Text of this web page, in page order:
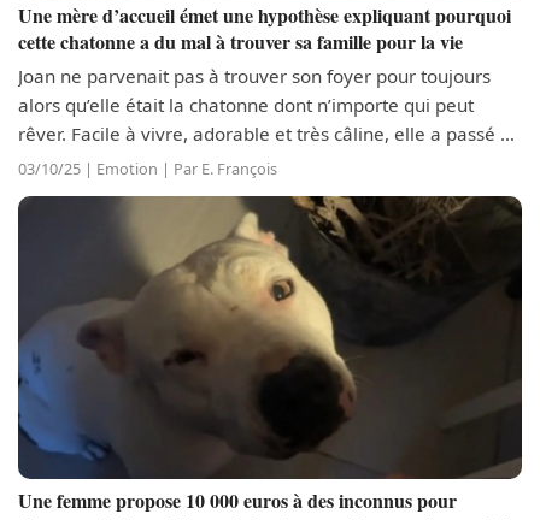
Une mère d’accueil émet une hypothèse expliquant pourquoi
cette chatonne a du mal à trouver sa famille pour la vie
Joan ne parvenait pas à trouver son foyer pour toujours
alors qu’elle était la chatonne dont n’importe qui peut
rêver. Facile à vivre, adorable et très câline, elle a passé de
longues semaines au refuge, puis en famille d’accueil
avant que...
03/10/25 | Emotion | Par E. François
Une femme propose 10 000 euros à des inconnus pour